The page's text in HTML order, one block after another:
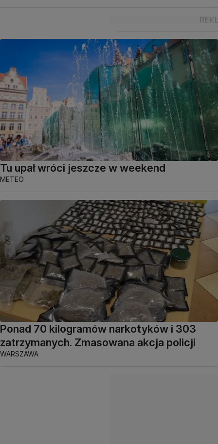
Tu upał wróci jeszcze w weekend
METEO
Ponad 70 kilogramów narkotyków i 303
zatrzymanych. Zmasowana akcja policji
WARSZAWA